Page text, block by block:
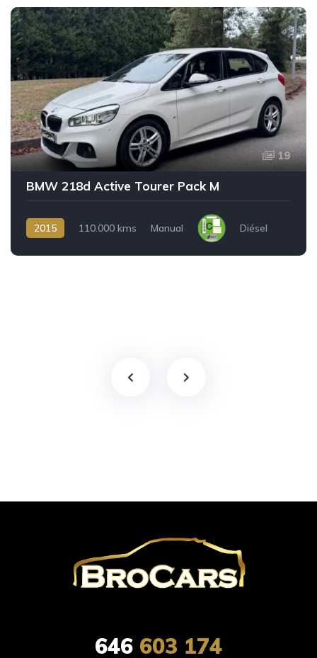
19
BMW 218d Active Tourer Pack M
2015 110.000 kms Manual Diésel
646 603 174